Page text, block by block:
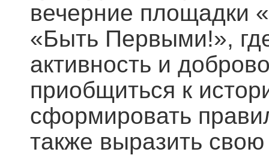
вечерние площадки
«Быть Первыми!»,
активность и
приобщиться к
сформировать
также выразить